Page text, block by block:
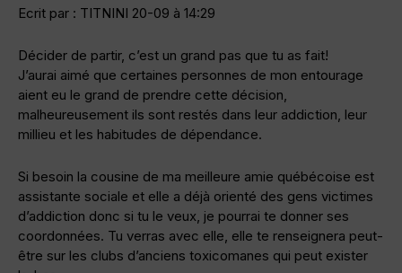
Ecrit par : TITNINI 20-09 à 14:29
Décider de partir, c’est un grand pas que tu as fait!
J’aurai aimé que certaines personnes de mon entourage
aient eu le grand de prendre cette décision,
malheureusement ils sont restés dans leur addiction, leur
millieu et les habitudes de dépendance.
Si besoin la cousine de ma meilleure amie québécoise est
assistante sociale et elle a déjà orienté des gens victimes
d’addiction donc si tu le veux, je pourrai te donner ses
coordonnées. Tu verras avec elle, elle te renseignera peut-
être sur les clubs d’anciens toxicomanes qui peut exister